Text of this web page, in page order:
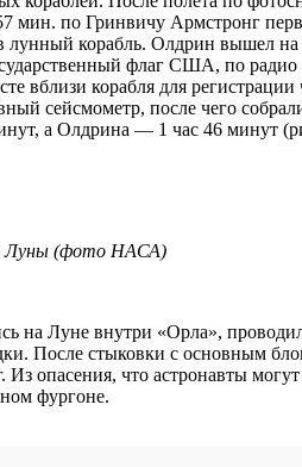
мин. по Гринвичу Армстронг
лунный корабль. Олдрин вышел
флаг США, по
вблизи корабля для
сейсмометр, после чего
а Олдрина — 1 час 46 минут
Луны (фото НАСА)
на Луне внутри «Орла»,
После стыковки с основным
опасения, что астронавты
фургоне.